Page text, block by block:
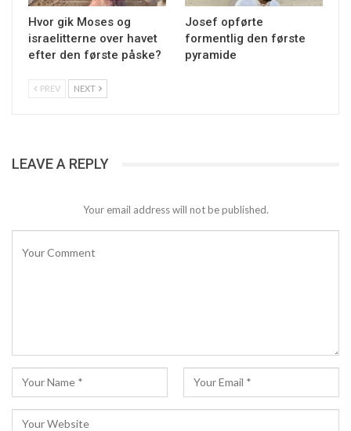
Hvor gik Moses og
israelitterne over havet
efter den første påske?
Josef opførte
formentlig den første
pyramide
PREV NEXT
LEAVE A REPLY
Your email address will not be published.